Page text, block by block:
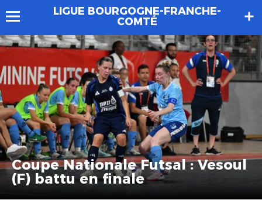
LIGUE BOURGOGNE-FRANCHE-
COMTÉ
Coupe Nationale Futsal : Vesoul
(F) battu en finale